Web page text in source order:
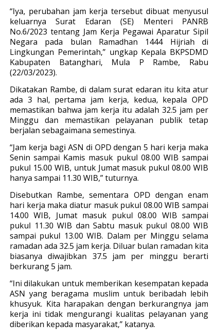
“Iya, perubahan jam kerja tersebut dibuat menyusul
keluarnya Surat Edaran (SE) Menteri PANRB
No.6/2023 tentang Jam Kerja Pegawai Aparatur Sipil
Negara pada bulan Ramadhan 1444 Hijriah di
Lingkungan Pemerintah,” ungkap Kepala BKPSDMD
Kabupaten Batanghari, Mula P Rambe, Rabu
(22/03/2023).
Dikatakan Rambe, di dalam surat edaran itu kita atur
ada 3 hal, pertama jam kerja, kedua, kepala OPD
memastikan bahwa jam kerja itu adalah 32.5 jam per
Minggu dan memastikan pelayanan publik tetap
berjalan sebagaimana semestinya.
“Jam kerja bagi ASN di OPD dengan 5 hari kerja maka
Senin sampai Kamis masuk pukul 08.00 WIB sampai
pukul 15.00 WIB, untuk Jumat masuk pukul 08.00 WIB
hanya sampai 11.30 WIB,” tuturnya.
Disebutkan Rambe, sementara OPD dengan enam
hari kerja maka diatur masuk pukul 08.00 WIB sampai
14.00 WIB, Jumat masuk pukul 08.00 WIB sampai
pukul 11.30 WIB dan Sabtu masuk pukul 08.00 WIB
sampai pukul 13.00 WIB. Dalam per Minggu selama
ramadan ada 32.5 jam kerja. Diluar bulan ramadan kita
biasanya diwajibkan 37.5 jam per minggu berarti
berkurang 5 jam.
“Ini dilakukan untuk memberikan kesempatan kepada
ASN yang beragama muslim untuk beribadah lebih
khusyuk. Kita harapakan dengan berkurangnya jam
kerja ini tidak mengurangi kualitas pelayanan yang
diberikan kepada masyarakat,” katanya.